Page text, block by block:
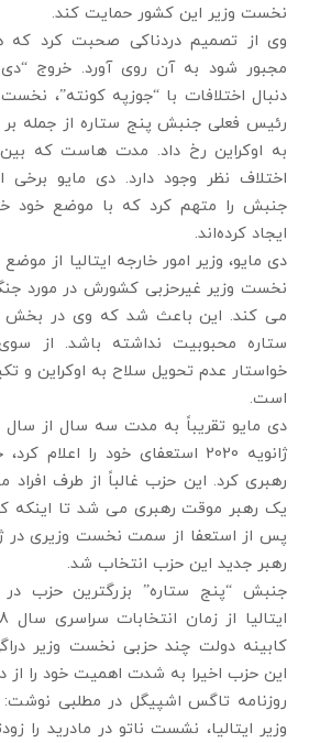
نخست وزیر این کشور حمایت کند.
وی از تصمیم دردناکی صحبت کرد که
مجبور شود به آن روی آورد. خروج
دنبال اختلافات با “جوزپه کونته”، نخست
رئیس فعلی جنبش پنج ستاره از جمله
به اوکراین رخ داد. مدت هاست که
اختلاف نظر وجود دارد. دی مایو برخی
جنبش را متهم کرد که با موضع خود
ایجاد کرده‌اند.
دی مایو، وزیر امور خارجه ایتالیا از
نخست وزیر غیرحزبی کشورش در مورد
می کند. این باعث شد که وی در بخش
ستاره محبوبیت نداشته باشد. از سوی
خواستار عدم تحویل سلاح به اوکراین و
است.
ژانویه 2020 استعفای خود را
رهبری کرد. این حزب غالباً از طرف
یک رهبر موقت رهبری می شد تا اینکه
رهبر جدید این حزب انتخاب شد.
جنبش “پنج ستاره” بزرگترین حزب در
کابینه دولت چند حزبی نخست وزیر
این حزب اخیرا به شدت اهمیت خود را
روزنامه تاگس اشپیگل در مطلبی نوشت:
وزیر ایتالیا، نشست ناتو در مادرید را